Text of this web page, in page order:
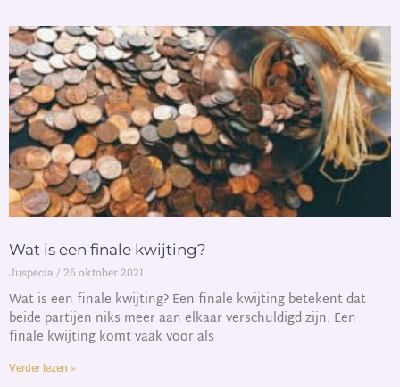
Wat is een finale kwijting?
Juspecia 26 oktober 2021
Wat is een finale kwijting? Een finale kwijting betekent dat
beide partijen niks meer aan elkaar verschuldigd zijn. Een
finale kwijting komt vaak voor als
Verder lezen »